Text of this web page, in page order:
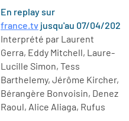
En replay sur
france.tvjusqu'au 07/04/2025
Interprété par Laurent
Gerra, Eddy Mitchell, Laure-
Lucille Simon, Tess
Barthelemy, Jérôme Kircher,
Bérangère Bonvoisin, Denez
Raoul, Alice Aliaga, Rufus